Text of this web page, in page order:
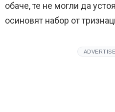
обаче, те не могли да
осиновят набор от